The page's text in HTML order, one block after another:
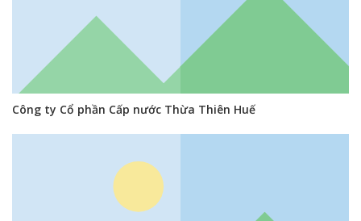
Công ty Cổ phần Cấp nước Thừa Thiên Huế